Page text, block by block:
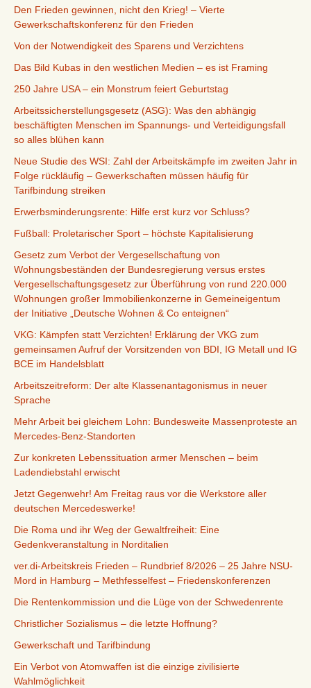
Den Frieden gewinnen, nicht den Krieg! – Vierte
Gewerkschaftskonferenz für den Frieden
Von der Notwendigkeit des Sparens und Verzichtens
Das Bild Kubas in den westlichen Medien – es ist Framing
250 Jahre USA – ein Monstrum feiert Geburtstag
Arbeitssicherstellungsgesetz (ASG): Was den abhängig
beschäftigten Menschen im Spannungs- und Verteidigungsfall
so alles blühen kann
Neue Studie des WSI: Zahl der Arbeitskämpfe im zweiten Jahr in
Folge rückläufig – Gewerkschaften müssen häufig für
Tarifbindung streiken
Erwerbsminderungsrente: Hilfe erst kurz vor Schluss?
Fußball: Proletarischer Sport – höchste Kapitalisierung
Gesetz zum Verbot der Vergesellschaftung von
Wohnungsbeständen der Bundesregierung versus erstes
Vergesellschaftungsgesetz zur Überführung von rund 220.000
Wohnungen großer Immobilienkonzerne in Gemeineigentum
der Initiative „Deutsche Wohnen & Co enteignen“
VKG: Kämpfen statt Verzichten! Erklärung der VKG zum
gemeinsamen Aufruf der Vorsitzenden von BDI, IG Metall und IG
BCE im Handelsblatt
Arbeitszeitreform: Der alte Klassenantagonismus in neuer
Sprache
Mehr Arbeit bei gleichem Lohn: Bundesweite Massenproteste an
Mercedes-Benz-Standorten
Zur konkreten Lebenssituation armer Menschen – beim
Ladendiebstahl erwischt
Jetzt Gegenwehr! Am Freitag raus vor die Werkstore aller
deutschen Mercedeswerke!
Die Roma und ihr Weg der Gewaltfreiheit: Eine
Gedenkveranstaltung in Norditalien
ver.di-Arbeitskreis Frieden – Rundbrief 8/2026 – 25 Jahre NSU-
Mord in Hamburg – Methfesselfest – Friedenskonferenzen
Die Rentenkommission und die Lüge von der Schwedenrente
Christlicher Sozialismus – die letzte Hoffnung?
Gewerkschaft und Tarifbindung
Ein Verbot von Atomwaffen ist die einzige zivilisierte
Wahlmöglichkeit